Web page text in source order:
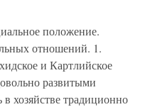
положение.
отношений. 1.
и Картлийское
развитыми
хозяйстве традиционно